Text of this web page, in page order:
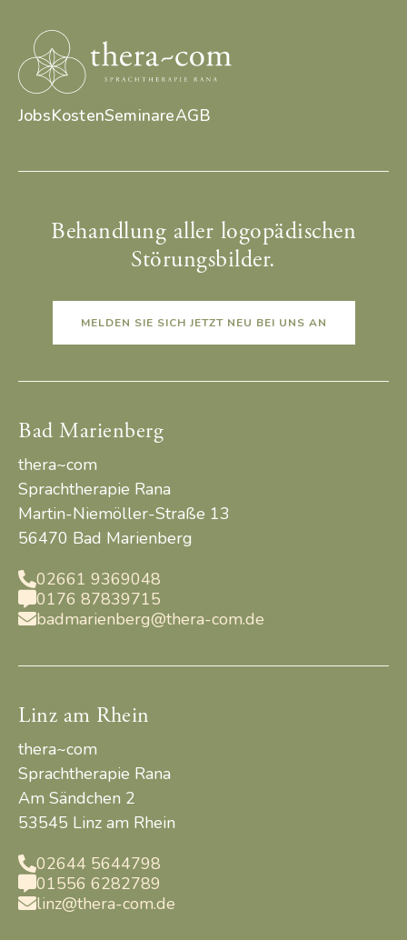
JobsKostenSeminareAGB
Behandlung aller logopädischen
Störungsbilder.
MELDEN SIE SICH JETZT NEU BEI UNS AN
Bad Marienberg
thera~com
Sprachtherapie Rana
Martin-Niemöller-Straße 13
56470 Bad Marienberg
02661 9369048
0176 87839715
badmarienberg@thera-com.de
Linz am Rhein
thera~com
Sprachtherapie Rana
Am Sändchen 2
53545 Linz am Rhein
02644 5644798
01556 6282789
linz@thera-com.de